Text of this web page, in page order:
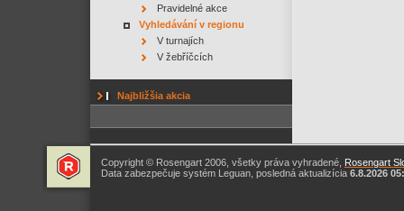
Pravidelné akce
Vyhledávání v regionu
V turnajích
V žebříčcích
Najbližšia akcia
Copyright © Rosengart 2006, všetky práva vyhradené, Rosengart
Data zabezpečuje systém Leguan, posledná aktualizícia 6.8.2026